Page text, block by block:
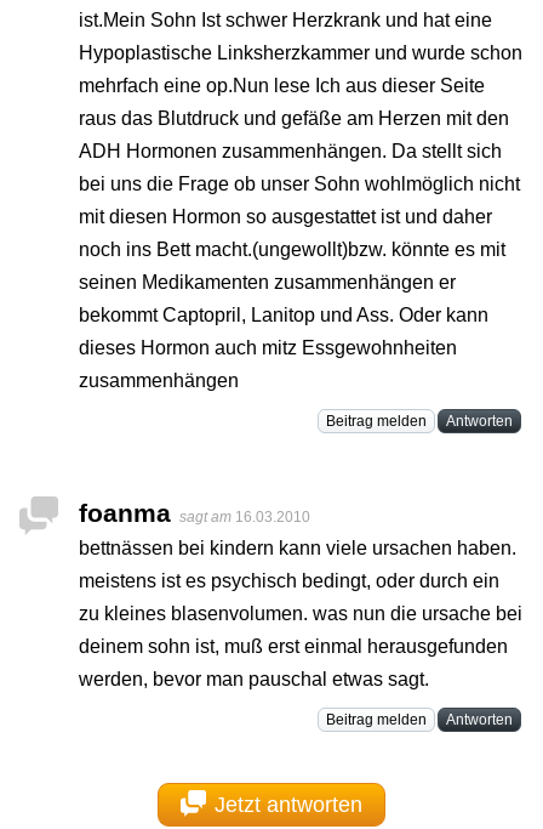
ist.Mein Sohn Ist schwer Herzkrank und hat eine
Hypoplastische Linksherzkammer und wurde schon
mehrfach eine op.Nun lese Ich aus dieser Seite
raus das Blutdruck und gefäße am Herzen mit den
ADH Hormonen zusammenhängen. Da stellt sich
bei uns die Frage ob unser Sohn wohlmöglich nicht
mit diesen Hormon so ausgestattet ist und daher
noch ins Bett macht.(ungewollt)bzw. könnte es mit
seinen Medikamenten zusammenhängen er
bekommt Captopril, Lanitop und Ass. Oder kann
dieses Hormon auch mitz Essgewohnheiten
zusammenhängen
Beitrag melden Antworten
foanma sagt am 16.03.2010
bettnässen bei kindern kann viele ursachen haben.
meistens ist es psychisch bedingt, oder durch ein
zu kleines blasenvolumen. was nun die ursache bei
deinem sohn ist, muß erst einmal herausgefunden
werden, bevor man pauschal etwas sagt.
Beitrag melden Antworten
Jetzt antworten